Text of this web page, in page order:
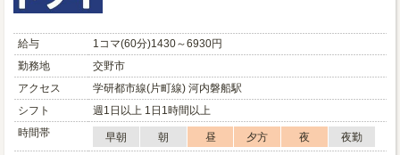
給与
1コマ(60分)1430～6930円
勤務地
交野市
アクセス
学研都市線(片町線) 河内磐船駅
シフト
週1日以上 1日1時間以上
時間帯
早朝 朝 昼 夕方 夜 夜勤